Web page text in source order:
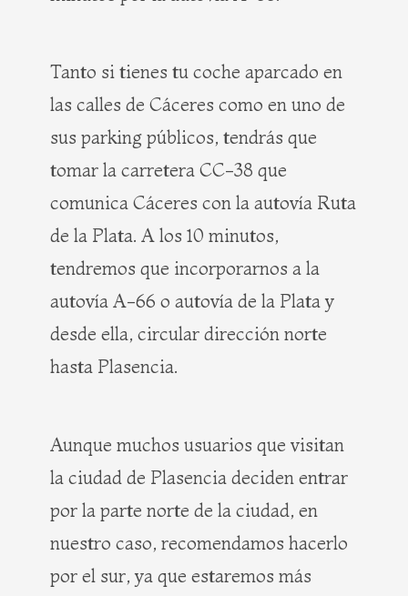
Tanto si tienes tu coche aparcado en
las calles de Cáceres como en uno de
sus parking públicos, tendrás que
tomar la carretera CC-38 que
comunica Cáceres con la autovía Ruta
de la Plata. A los 10 minutos,
tendremos que incorporarnos a la
autovía A-66 o autovía de la Plata y
desde ella, circular dirección norte
hasta Plasencia.
Aunque muchos usuarios que visitan
la ciudad de Plasencia deciden entrar
por la parte norte de la ciudad, en
nuestro caso, recomendamos hacerlo
por el sur, ya que estaremos más